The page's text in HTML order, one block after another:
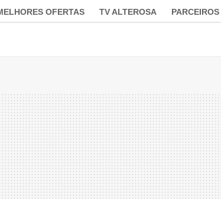
OFERTAS TV ALTEROSA PARCEIROS